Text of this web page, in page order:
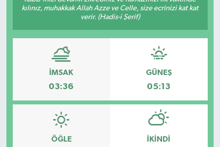
kılınız, muhakkak Allah Azze ve Celle, size ecrinizi kat kat
verir. (Hadis-i Şerif)
İMSAK
03:36
GÜNEŞ
05:13
ÖĞLE İKINDI
KÜLTÜR&SANAT
SAĞLIK
SİYASET
SOSYAL YAŞAM